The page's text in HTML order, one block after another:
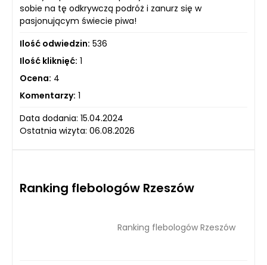
sobie na tę odkrywczą podróż i zanurz się w
pasjonującym świecie piwa!
Ilość odwiedzin: 536
Ilość kliknięć: 1
Ocena: 4
Komentarzy: 1
Data dodania: 15.04.2024
Ostatnia wizyta: 06.08.2026
Ranking flebologów Rzeszów
Ranking flebologów Rzeszów